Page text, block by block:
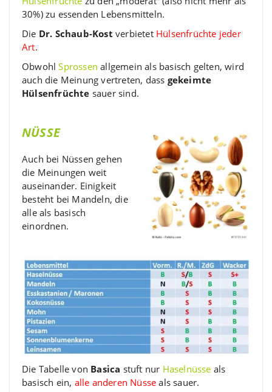
30%) zu essenden Lebensmitteln.
Die Dr. Schaub-Kost verbietet Hülsenfrüchte jeder
Art.
ObwohlSprossen allgemein als basisch gelten, wird
auch die Meinung vertreten, dass gekeimte
Hülsenfrüchte sauer sind.
NÜSSE
Auch bei Nüssen gehen
die Meinungen weit
auseinander. Einigkeit
besteht bei Mandeln, die
alle als basisch
einordnen.
Die Tabelle von Basica stuft nur Haselnüsse als
basisch ein, alle anderen Nüsse als sauer.